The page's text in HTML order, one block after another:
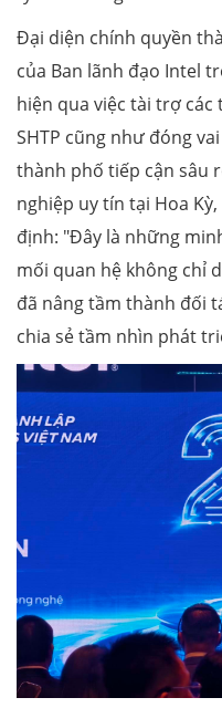
Đại diện chính quyền
của Ban lãnh đạo Intel
hiện qua việc tài trợ
SHTP cũng như đóng
thành phố tiếp cận sâu
nghiệp uy tín tại Hoa
định: "Đây là những
mối quan hệ không chỉ
đã nâng tầm thành đối
chia sẻ tầm nhìn phát